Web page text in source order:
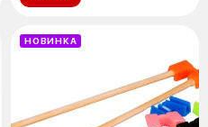
НОВИНКА